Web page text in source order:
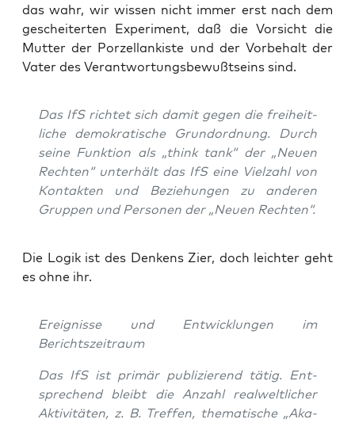
das wahr, wir wis­sen nicht immer erst nach dem
geschei­ter­ten Expe­ri­ment, daß die Vor­sicht die
Mut­ter der Por­zel­lan­kis­te und der Vor­be­halt der
Vater des Ver­ant­wor­tungs­be­wußt­seins sind.
Das IfS rich­tet sich damit gegen die frei­heit­
li­che demo­kra­ti­sche Grund­ord­nung. Durch
sei­ne Funk­ti­on als „think tank“ der „Neu­en
Rech­ten“ unter­hält das IfS eine Viel­zahl von
Kon­tak­ten und Bezie­hun­gen zu ande­ren
Grup­pen und Per­so­nen der „Neu­en Rechten“.
Die Logik ist des Den­kens Zier, doch leich­ter geht
es ohne ihr.
Ereig­nis­se und Ent­wick­lun­gen im
Berichtszeitraum
Das IfS ist pri­mär publi­zie­rend tätig. Ent­
spre­chend bleibt die Anzahl real­welt­li­cher
Akti­vi­tä­ten, z. B. Tref­fen, the­ma­ti­sche „Aka­